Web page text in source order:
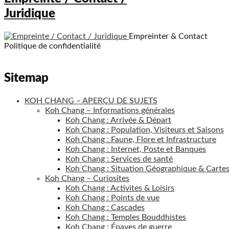
Juridique
Empreinter & Contact
Politique de confidentialité
Sitemap
KOH CHANG – APERÇU DE SUJETS
Koh Chang – Informations générales
Koh Chang : Arrivée & Départ
Koh Chang : Population, Visiteurs et Saisons
Koh Chang : Faune, Flore et Infrastructure
Koh Chang : Internet, Poste et Banques
Koh Chang : Services de santé
Koh Chang : Situation Géographique &
Koh Chang – Curiosites
Koh Chang : Activites & Loisirs
Koh Chang : Points de vue
Koh Chang : Cascades
Koh Chang : Temples Bouddhistes
Koh Chang : Épaves de guerre